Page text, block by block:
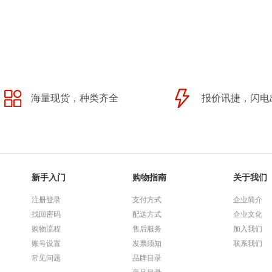
海量现货，种类齐全 报价讯捷，闪电
新手入门
注册登录
找回密码
购物流程
账号设置
常见问题
购物指南
支付方式
配送方式
售后服务
发票须知
品牌目录
关于我们
企业简介
企业文化
加入我们
联系我们